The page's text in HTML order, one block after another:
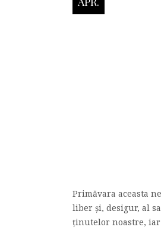
Primăvara aceasta
liber și, desigur, al
ținutelor noastre,